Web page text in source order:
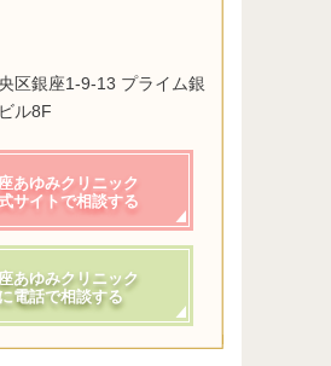
区銀座1-9-13 プライム銀
ル8F
あゆみクリニック
サイトで相談する
あゆみクリニック
に電話で相談する